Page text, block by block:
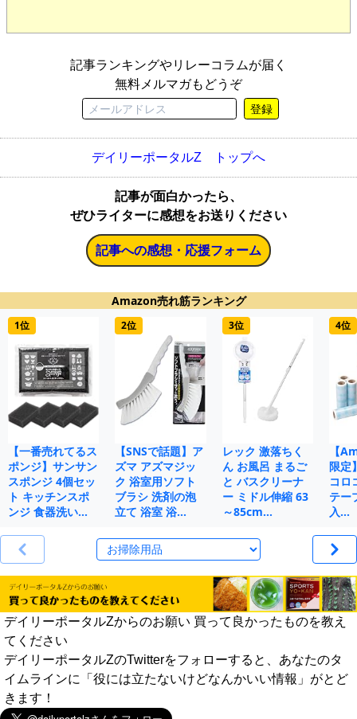
記事ランキングやリレーコラムが届く
無料メルマガもどうぞ
登録
デイリーポータルZ トップへ
記事が面白かったら、
ぜひライターに感想をお送りください
記事への感想・応援フォーム
Amazon売れ筋ランキング
1位
【一番売れてるス
ポンジ】サンサン
スポンジ 4個セッ
ト キッチンスポ
ンジ 食器洗い…
2位
【SNSで話題】ア
ズマ アズマジッ
ク 浴室用ソフト
ブラシ 洗剤の泡
立て 浴室 浴…
3位
レック 激落ちく
ん お風呂 まるご
と バスクリーナ
ー ミドル伸縮 63
～85cm…
4位
【
限定
コロ
テー
入…
デイリーポータルZからのお願い 買って良かったものを教え
てください
デイリーポータルZのTwitterをフォローすると、あなたのタ
イムラインに「役には立たないけどなんかいい情報」がとど
きます！